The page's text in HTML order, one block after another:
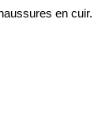
en cuir.